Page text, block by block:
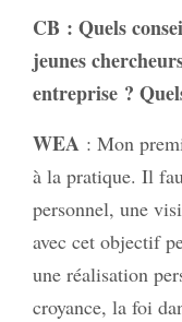
CB : Quels
jeunes
entreprise ?
WEA : Mon
à la pratique. Il
personnel, une
avec cet objectif
une réalisation
croyance, la foi